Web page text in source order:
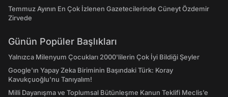
Temmuz Ayının En Çok İzlenen Gazetecilerinde Cüneyt Özdemir
Zirvede
Günün Popüler Başlıkları
Yalnızca Milenyum Çocukları 2000'lilerin Çok İyi Bildiği Şeyler
Google'ın Yapay Zeka Biriminin Başındaki Türk: Koray
Kavukçuoğlu'nu Tanıyalım!
Milli Dayanışma ve Toplumsal Bütünleşme Kanun Teklifi Meclis’e